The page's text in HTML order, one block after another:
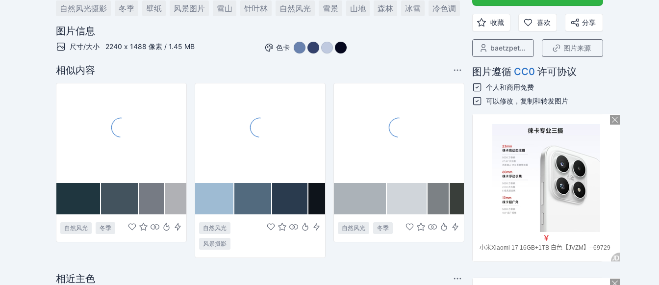
自然风光摄影 冬季 壁纸 风景图片 雪山 针叶林 自然风光 雪景 山地 森林 冰雪 冷色调
图片信息
尺寸/大小 2240 x 1488 像素 / 1.45 MB 色卡
相似内容
自然风光 冬季 自然风光
风景摄影
自然风光 冬季
相近主色
收藏 喜欢 分享
baetzpetra 图片来源
图片遵循 CC0 许可协议
个人和商用免费
可以修改，复制和转发图片